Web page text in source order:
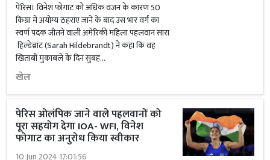
पेरिस। विनेश फोगाट को अधिक वजन के कारण 50
किग्रा में अयोग्य ठहराए जाने के बाद उस भार वर्ग का
स्वर्ण पदक जीतने वाली अमेरिकी महिला पहलवान सारा
हिल्डेब्रांट (Sarah Hildebrandt) ने कहा कि वह
खिताबी मुकाबले के दिन सुबह...
खेल
पेरिस ओलंपिक जाने वाले पहलवानों को
पूरा सहयोग देगा IOA- WFI, विनेश
फोगाट का अनुरोध किया स्वीकार
10 Jun 2024 17:01:56